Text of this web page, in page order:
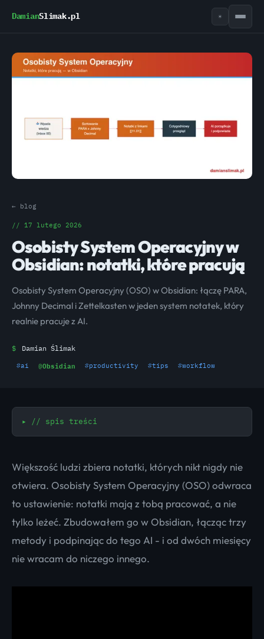
DamianSlimak.pl ☀
← blog
// 17 lutego 2026
Osobisty System Operacyjny w
Obsidian: notatki, które pracują
Osobisty System Operacyjny (OSO) w Obsidian: łączę PARA,
Johnny Decimal i Zettelkasten w jeden system notatek, który
realnie pracuje z AI.
$ Damian Ślimak
#ai @Obsidian #productivity #tips #workflow
▸ // spis treści
Większość ludzi zbiera notatki, których nikt nigdy nie
otwiera. Osobisty System Operacyjny (OSO) odwraca
to ustawienie: notatki mają z tobą pracować, a nie
tylko leżeć. Zbudowałem go w Obsidian, łącząc trzy
metody i podpinając do tego AI - i od dwóch miesięcy
nie wracam do niczego innego.